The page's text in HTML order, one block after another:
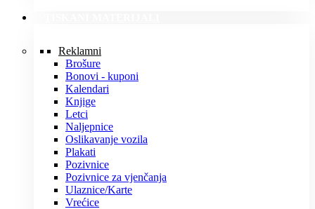
Reklamni
Brošure
Bonovi - kuponi
Kalendari
Knjige
Letci
Naljepnice
Oslikavanje vozila
Plakati
Pozivnice
Pozivnice za vjenčanja
Ulaznice/Karte
Vrećice